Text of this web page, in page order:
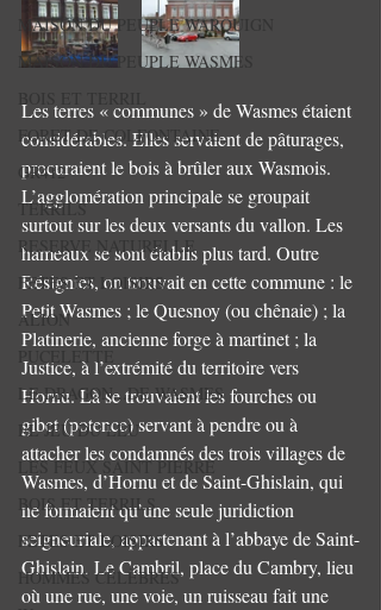
MAISON DU PEUPLE WARQUIGN
MAISON DU PEUPLE WASMES
FORET DE COLFONTAINE
GR412
TERRILS
RESERVE NATURELLE
FETES ET LOISIRS
ALION
PUCELETTE
LE DRAGON...DE WASMES
EL JEU DU LEU
LES FEUX SAINT PIERRE
BOIS ET TERRILS
FETES ET LOISIRS
HOMMES CÉLÈBRES
Les terres « communes » de Wasmes étaient
considérables. Elles servaient de pâturages,
procuraient le bois à brûler aux Wasmois.
L’agglomération principale se groupait
surtout sur les deux versants du vallon. Les
hameaux se sont établis plus tard. Outre
Résignies, on trouvait en cette commune : le
Petit Wasmes ; le Quesnoy (ou chênaie) ; la
Platinerie, ancienne forge à martinet ; la
Justice, à l’extrémité du territoire vers
Hornu. Là se trouvaient les fourches ou
gibet (potence) servant à pendre ou à
attacher les condamnés des trois villages de
Wasmes, d’Hornu et de Saint-Ghislain, qui
ne formaient qu’une seule juridiction
seigneuriale, appartenant à l’abbaye de Saint-
Ghislain. Le Cambril, place du Cambry, lieu
où une rue, une voie, un ruisseau fait une